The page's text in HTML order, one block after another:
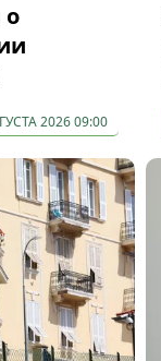
о
2026 09:00